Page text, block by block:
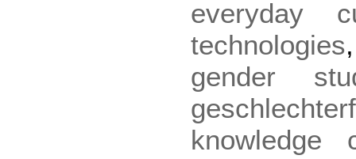
everyday
technologies
gender
knowledge